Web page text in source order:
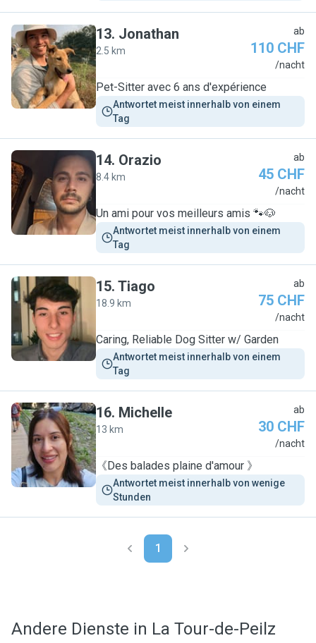
J
13. Jonathan
2.5 km
ab
110 CHF
/nacht
Pet-Sitter avec 6 ans d'expérience
Antwortet meist innerhalb von einem
Tag
O
14. Orazio
8.4 km
ab
45 CHF
/nacht
Un ami pour vos meilleurs amis 🐾🐶
Antwortet meist innerhalb von einem
Tag
T
15. Tiago
18.9 km
ab
75 CHF
/nacht
Caring, Reliable Dog Sitter w/ Garden
Antwortet meist innerhalb von einem
Tag
M
16. Michelle
13 km
ab
30 CHF
/nacht
《Des balades plaine d'amour 》
Antwortet meist innerhalb von wenige
Stunden
1
Andere Dienste in La Tour-de-Peilz